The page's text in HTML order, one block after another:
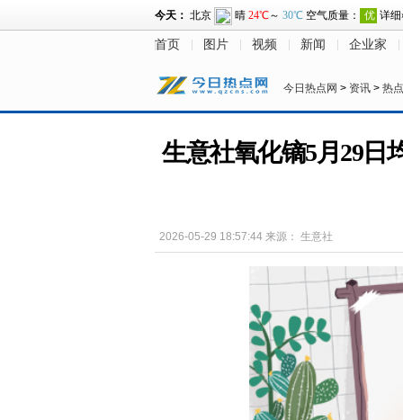
首页 图片 视频 新闻 企业家
今日热点网 > 资讯 > 热点
生意社氧化镝5月29日
2026-05-29 18:57:44 来源： 生意社